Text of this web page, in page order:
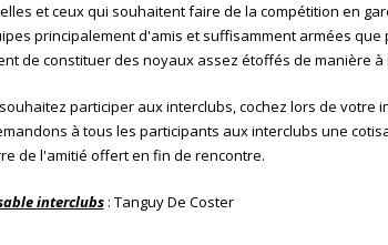
et ceux qui souhaitent faire de la compétition en
principalement d'amis et suffisamment armées
de constituer des noyaux assez étoffés de manière
participer aux interclubs, cochez lors de
à tous les participants aux interclubs une
de l'amitié offert en fin de rencontre.
interclubs: Tanguy De Coster